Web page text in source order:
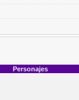
Personajes